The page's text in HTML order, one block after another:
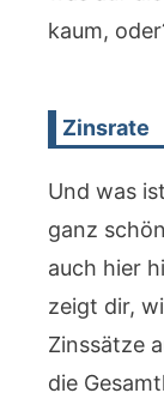
kaum,
Zinsrate
Und was
ganz
auch hier
zeigt dir,
Zinssätze
die